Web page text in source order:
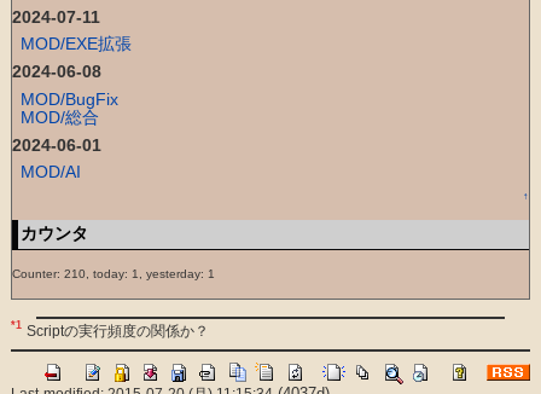
2024-07-11
MOD/EXE拡張
2024-06-08
MOD/BugFix
MOD/総合
2024-06-01
MOD/AI
↑
カウンタ
Counter: 210, today: 1, yesterday: 1
*1 Scriptの実行頻度の関係か？